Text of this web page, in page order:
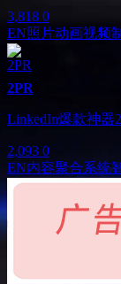
3,818 0
EN照片动画视频
2PR
LinkedIn爆款神器
2,093 0
EN内容聚合系统